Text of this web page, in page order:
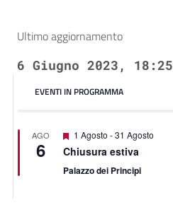
Ultimo aggiornamento
6 Giugno 2023, 18:25
EVENTI IN PROGRAMMA
AGO
6
Segnalati
1 Agosto -31 Agosto
Chiusura estiva
Palazzo dei Principi